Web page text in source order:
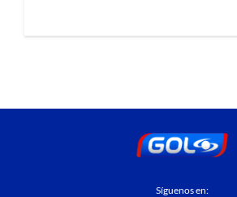
Síguenos en: